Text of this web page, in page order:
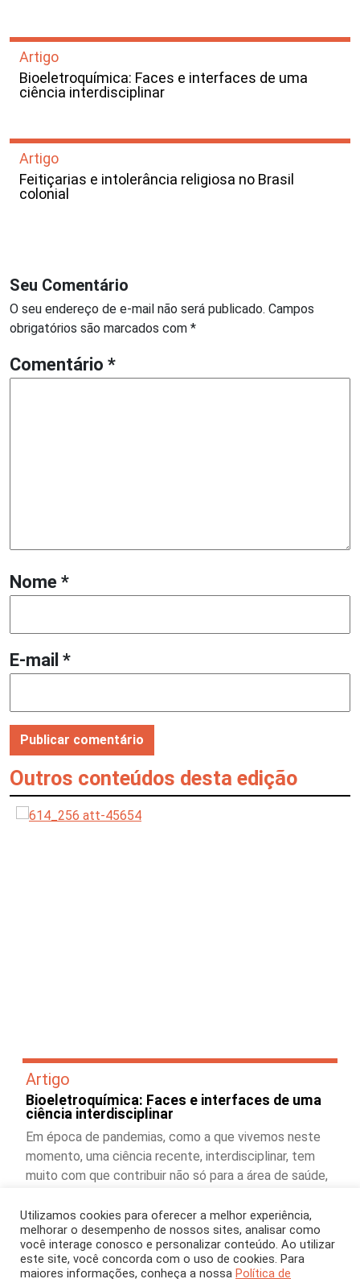
Artigo
Bioeletroquímica: Faces e interfaces de uma
ciência interdisciplinar
Artigo
Feitiçarias e intolerância religiosa no Brasil
colonial
Seu Comentário
O seu endereço de e-mail não será publicado. Campos
obrigatórios são marcados com *
Comentário *
Nome *
E-mail *
Outros conteúdos desta edição
Artigo
Bioeletroquímica: Faces e interfaces de uma
ciência interdisciplinar
Em época de pandemias, como a que vivemos neste
momento, uma ciência recente, interdisciplinar, tem
muito com que contribuir não só para a área de saúde,
agricultura. Vamos falar de bioeletroquímica?
Utilizamos cookies para oferecer a melhor experiência,
melhorar o desempenho de nossos sites, analisar como
você interage conosco e personalizar conteúdo. Ao utilizar
este site, você concorda com o uso de cookies. Para
maiores informações, conheça a nossa Política de